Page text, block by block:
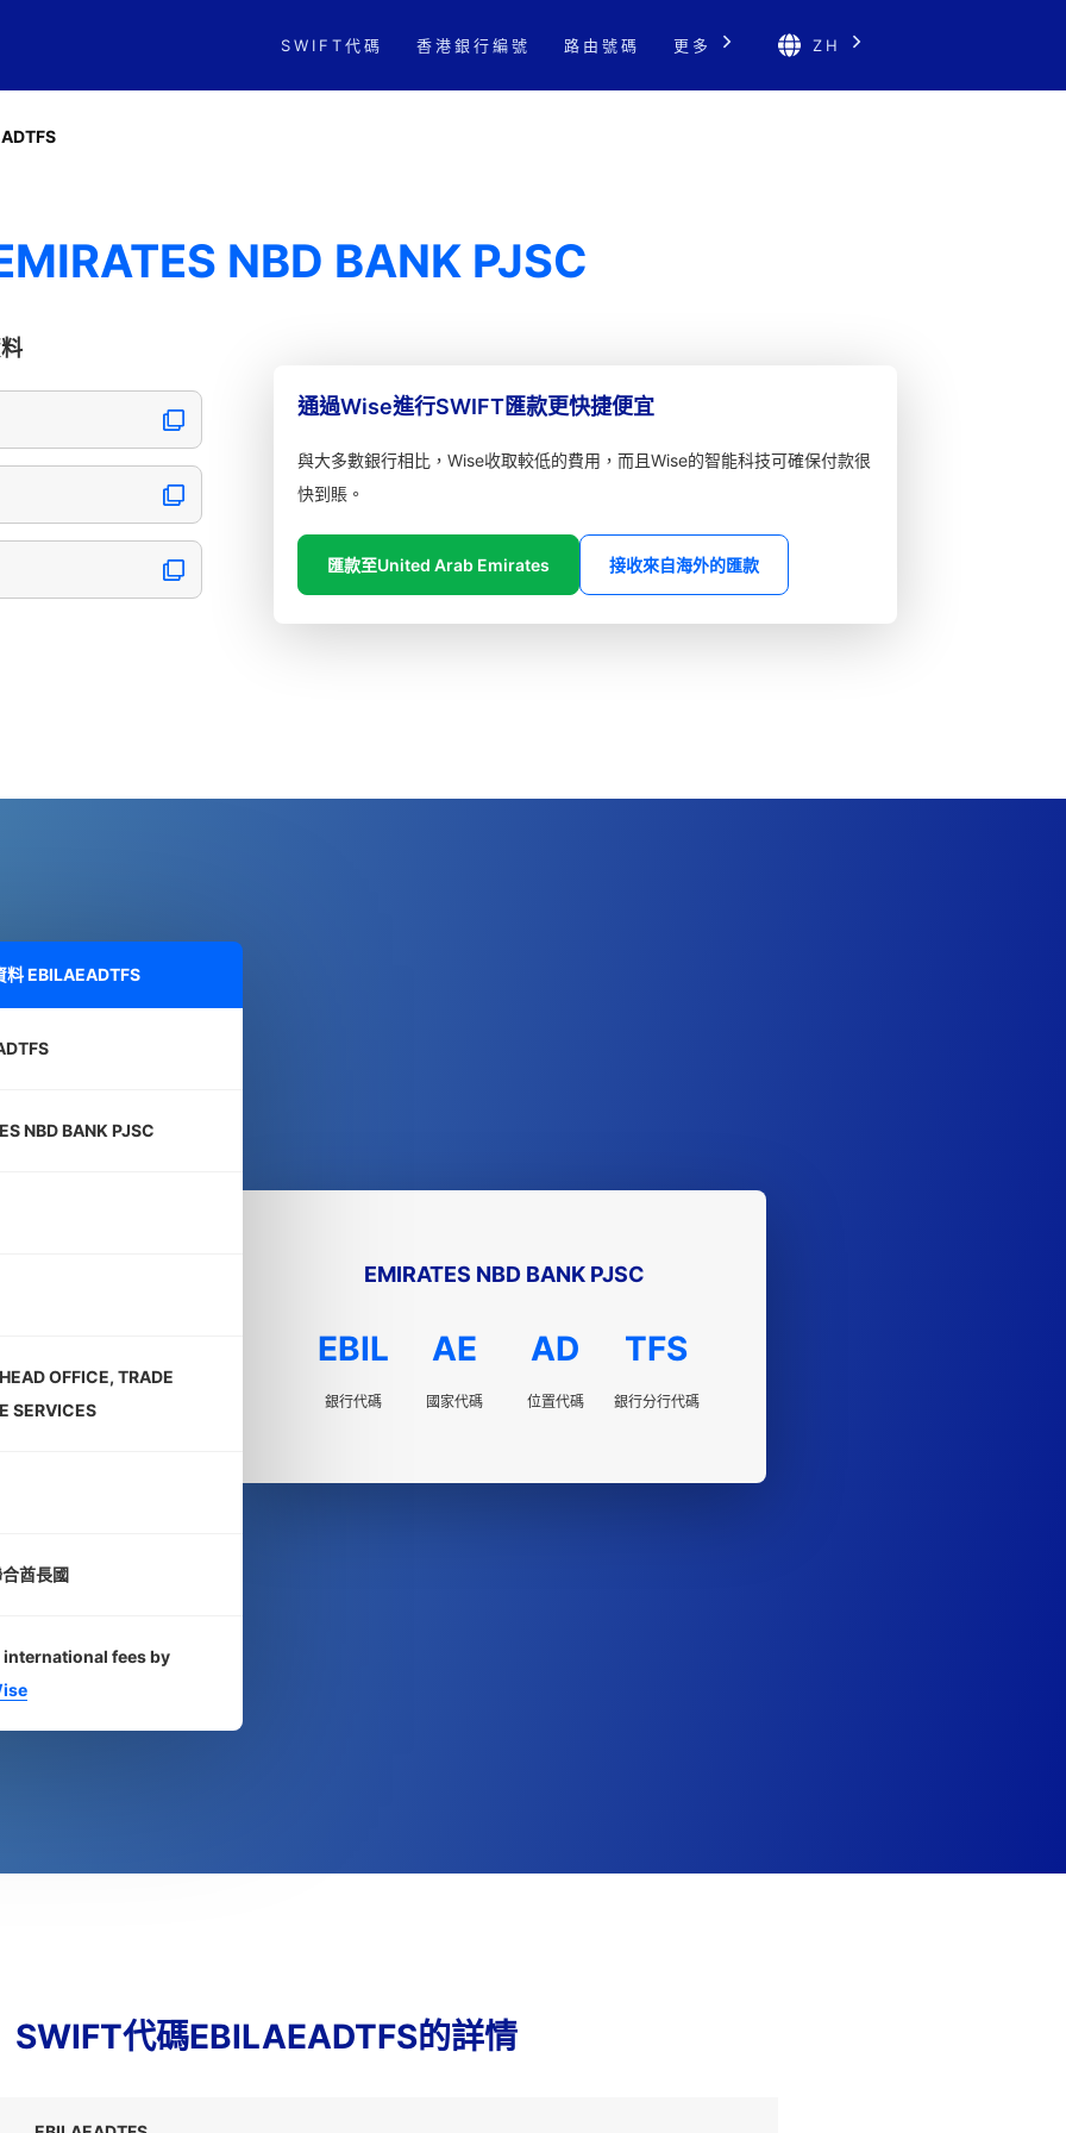
SWIFT代碼 香港銀行編號 路由號碼 更多 ZH
NBD BANK PJSC
通過Wise進行SWIFT匯款更快捷便宜
與大多數銀行相比，Wise收取較低的費用，而且Wise的智能科技可確保付款很
快到賬。
匯款至United Arab Emirates 接收來自海外的匯款
料EBILAEADTFS
NBD BANK PJSC
OFFICE, TRADE
SERVICES
酋長國
international fees by
EMIRATES NBD BANK PJSC
EBIL
銀行代碼
AE
國家代碼
AD
位置代碼
TFS
銀行分行代碼
SWIFT代碼EBILAEADTFS的詳情